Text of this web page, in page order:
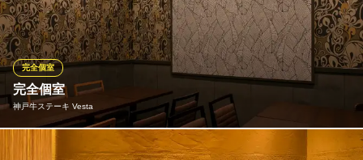
完全個室
神戸牛ステーキ Vesta
完全個室
当店では、お客様にくつろぎとプライベート空間をお届けするた